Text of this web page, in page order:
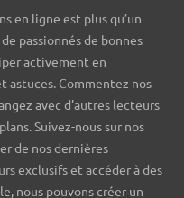
en ligne est plus qu’un
passionnés de bonnes
activement en
astuces. Commentez nos
avec d’autres lecteurs
Suivez-nous sur nos
de nos dernières
exclusifs et accéder à des
nous pouvons créer un